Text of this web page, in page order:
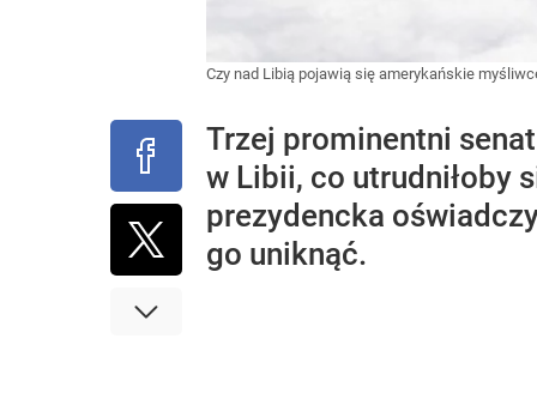
Czy nad Libią pojawią się amerykańskie
Trzej prominentni
w Libii, co utrudniłoby
prezydencka
go uniknąć.